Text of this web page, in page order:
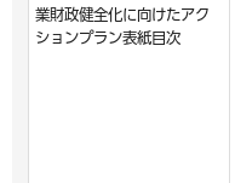
業財政健全化に向けたアク
ションプラン表紙目次